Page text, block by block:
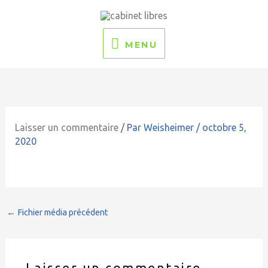
MENU
MENU
Laisser un commentaire / Par Weisheimer / octobre 5,
2020
← Fichier média précédent